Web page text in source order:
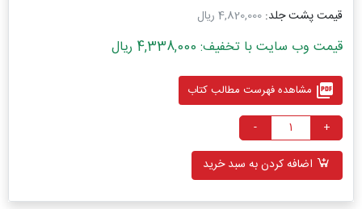
قیمت پشت جلد: 4,820,000 ریال
قیمت وب سایت با تخفیف: 4,338,000 ریال
picture_as_pdf مشاهده فهرست مطالب کتاب
+
-
اضافه کردن به سبد خرید